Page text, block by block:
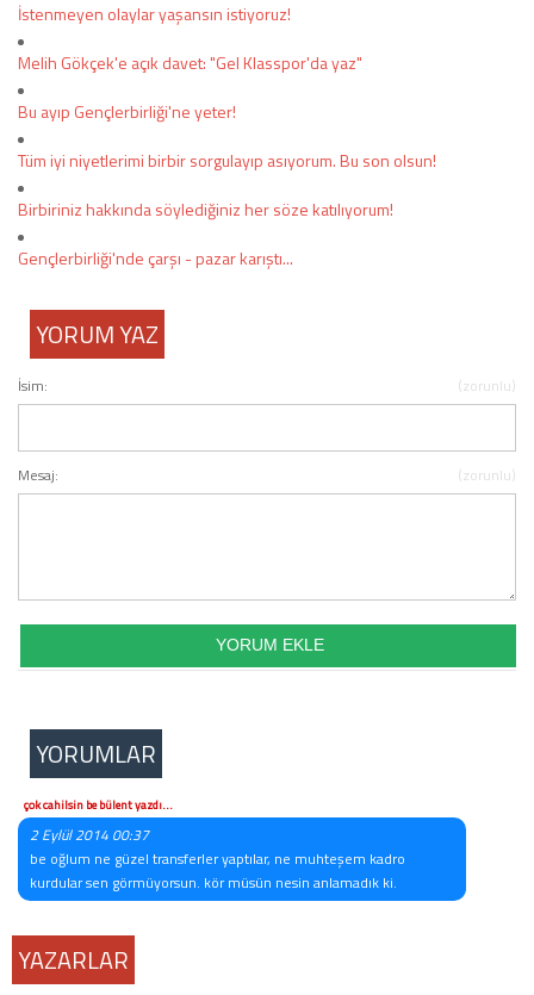
İstenmeyen olaylar yaşansın istiyoruz!
Melih Gökçek'e açık davet: "Gel Klasspor'da yaz"
Bu ayıp Gençlerbirliği'ne yeter!
Tüm iyi niyetlerimi birbir sorgulayıp asıyorum. Bu son olsun!
Birbiriniz hakkında söylediğiniz her söze katılıyorum!
Gençlerbirliği'nde çarşı - pazar karıştı...
YORUM YAZ
İsim: (zorunlu)
Mesaj: (zorunlu)
YORUMLAR
çok cahilsin be bülent yazdı...
2 Eylül 2014 00:37
be oğlum ne güzel transferler yaptılar, ne muhteşem kadro
kurdular sen görmüyorsun. kör müsün nesin anlamadık ki.
YAZARLAR